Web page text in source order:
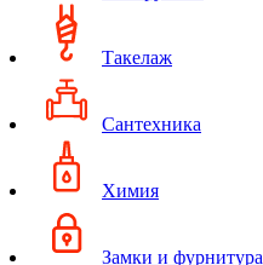
Такелаж
Сантехника
Химия
Замки и фурнитура